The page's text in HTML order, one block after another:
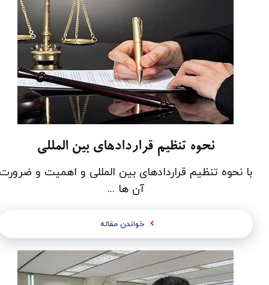
نحوه تنظیم قراردادهای بین المللی
با نحوه تنظیم قراردادهای بین المللی و اهمیت و
آن ها ...
خواندن مقاله